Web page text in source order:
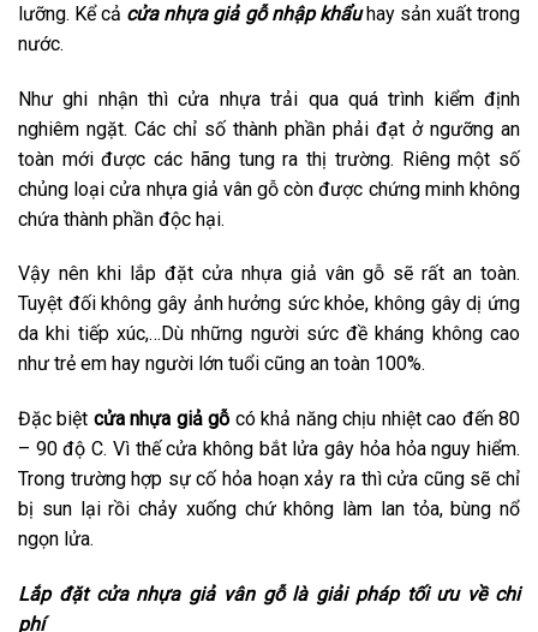
lưỡng. Kể cả cửa nhựa giả gỗ nhập khẩuhay sản xuất trong
nước.
Như ghi nhận thì cửa nhựa trải qua quá trình kiểm định
nghiêm ngặt. Các chỉ số thành phần phải đạt ở ngưỡng an
toàn mới được các hãng tung ra thị trường. Riêng một số
chủng loại cửa nhựa giả vân gỗ còn được chứng minh không
chứa thành phần độc hại.
Vậy nên khi lắp đặt cửa nhựa giả vân gỗ sẽ rất an toàn.
Tuyệt đối không gây ảnh hưởng sức khỏe, không gây dị ứng
da khi tiếp xúc,…Dù những người sức đề kháng không cao
như trẻ em hay người lớn tuổi cũng an toàn 100%.
Đặc biệt cửa nhựa giả gỗ có khả năng chịu nhiệt cao đến 80
– 90 độ C. Vì thế cửa không bắt lửa gây hỏa hỏa nguy hiểm.
Trong trường hợp sự cố hỏa hoạn xảy ra thì cửa cũng sẽ chỉ
bị sun lại rồi chảy xuống chứ không làm lan tỏa, bùng nổ
ngọn lửa.
Lắp đặt cửa nhựa giả vân gỗ là giải pháp tối ưu về chi
phí